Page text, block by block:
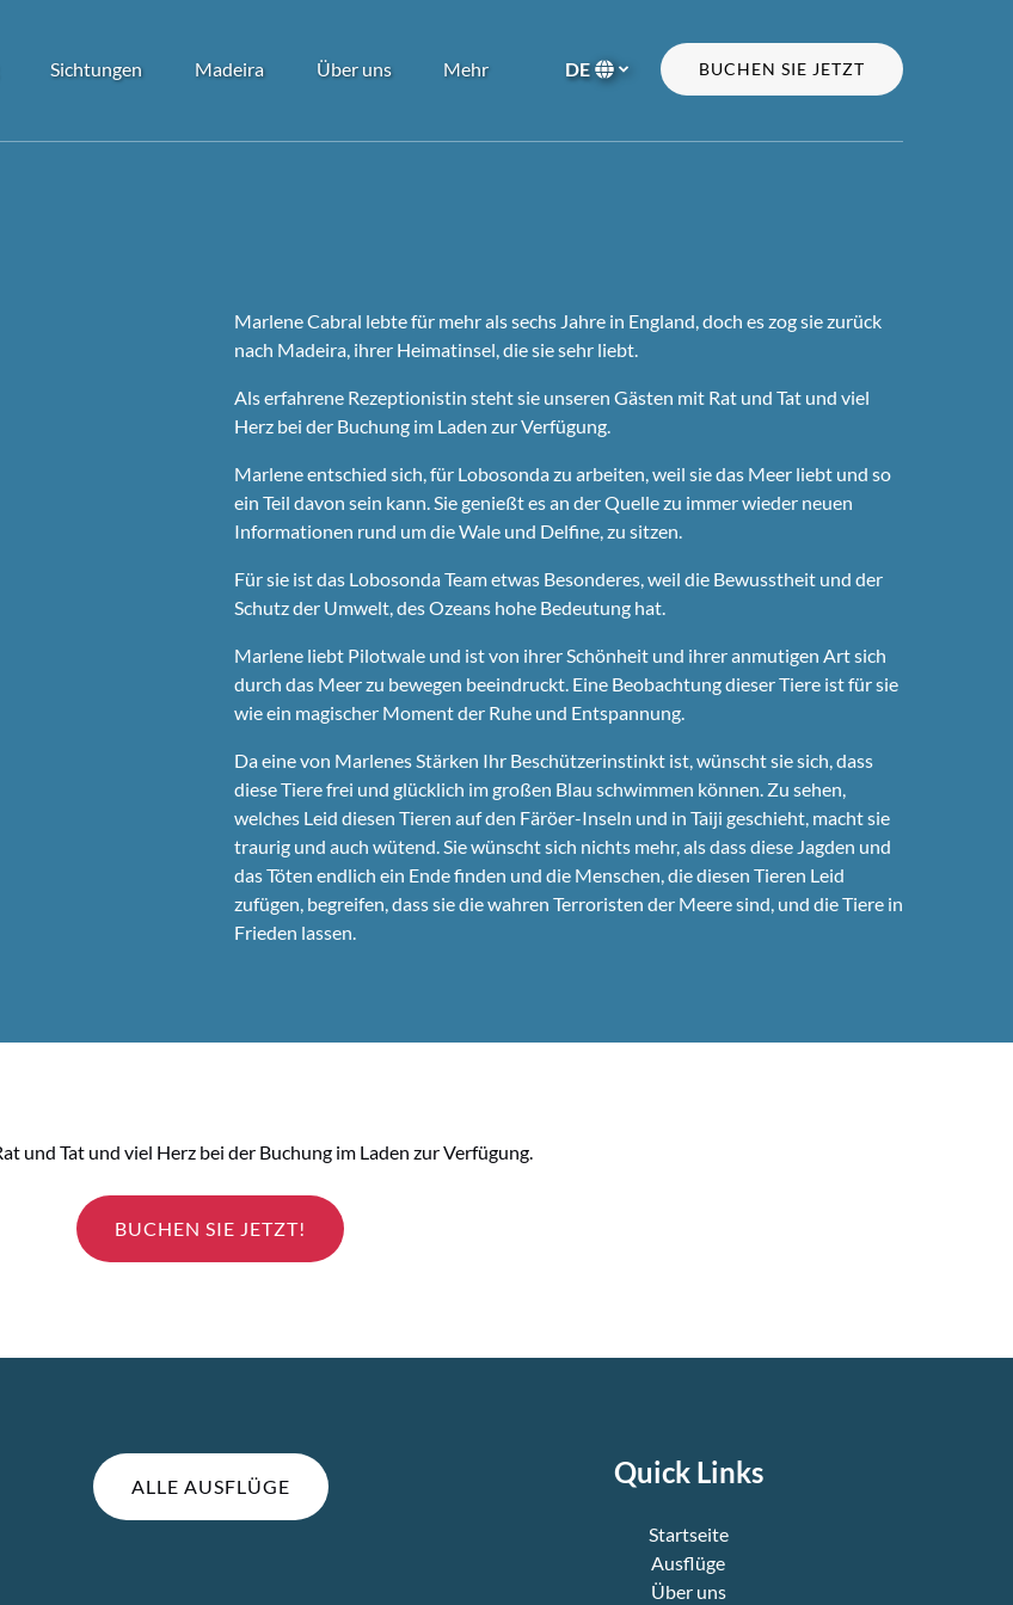
Sichtungen
Menu
Madeira
Menu
Über uns
Menu
Mehr
Menu
Wählen
Ihre
DE BUCHEN SIE JETZT
MarleneCabral lebte für mehr als sechs Jahre in England, doch es zog sie zurück
nach Madeira, ihrer Heimatinsel, die sie sehr liebt.
Als erfahrene Rezeptionistin steht sie unseren Gästen mit Rat und Tat und viel
Herz bei der Buchung im Laden zur Verfügung.
Marlene entschied sich, für Lobosondazu arbeiten, weil sie das Meer liebt und so
ein Teil davon sein kann. Sie genießt es an der Quelle zu immer wieder neuen
Informationen rund um die Wale und Delfine, zu sitzen.
Für sie ist das LobosondaTeam etwas Besonderes, weil die Bewusstheit und der
Schutz der Umwelt, des Ozeans hohe Bedeutung hat.
Marlene liebt Pilotwale und ist von ihrer Schönheit und ihrer anmutigen Art sich
durch das Meer zu bewegen beeindruckt. Eine Beobachtung dieser Tiere ist für sie
wie ein magischer Moment der Ruhe und Entspannung.
Da eine von Marlenes Stärken Ihr Beschützerinstinkt ist, wünscht sie sich, dass
diese Tiere frei und glücklich im großen Blau schwimmen können. Zu sehen,
welches Leid diesen Tieren auf den Färöer-Inseln und in Taiji geschieht, macht sie
traurig und auch wütend. Sie wünscht sich nichts mehr, als dass diese Jagden und
das Töten endlich ein Ende finden und die Menschen, die diesen Tieren Leid
zufügen, begreifen, dass sie die wahren Terroristen der Meere sind, und die Tiere in
Frieden lassen.
und Tat und viel Herz bei der Buchung im Laden zur Verfügung.
BUCHEN SIE JETZT!
ALLE AUSFLÜGE Quick Links
Startseite
Ausflüge
Über uns